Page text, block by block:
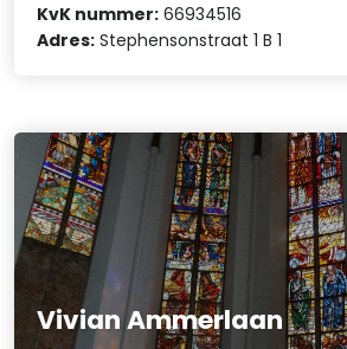
KvK nummer: 66934516
Adres: Stephensonstraat 1 B 1
Vivian Ammerlaan